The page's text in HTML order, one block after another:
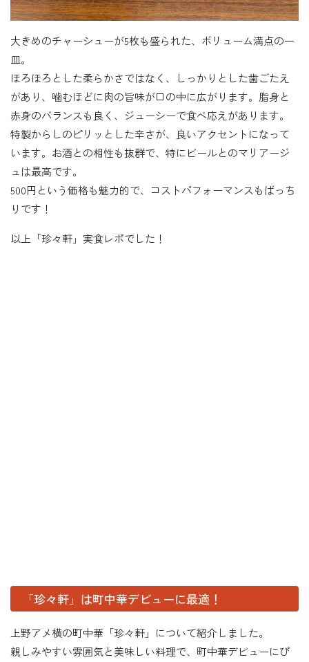
大きめのチャーシューが5枚も盛られた、ボリューム満点の一
皿。
ほろほろとした柔らかさではなく、しっかりとした歯ごたえ
があり、噛むほどに肉の旨味が口の中に広がります。脂身と
赤身のバランスも良く、ジューシーで食べ応えがあります。
特製からしのピリッとした辛さが、良いアクセントになって
います。お酒との相性も抜群で、特にビールとのマリアージ
ュは最高です。
500円という価格も魅力的で、コストパフォーマンスもばっち
りです！
以上「珍々軒」実食レポでした！
「珍々軒」は町中華デビューに最適！
上野アメ横の町中華「珍々軒」について紹介しました。
親しみやすい雰囲気と美味しい料理で、町中華デビューにぴ